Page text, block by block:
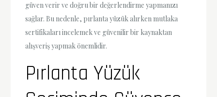
güven verir ve doğru bir değerlendirme yapmanızı
sağlar. Bu nedenle, pırlanta yüzük alırken mutlaka
sertifikaları incelemek ve güvenilir bir kaynaktan
alışveriş yapmak önemlidir.
Pırlanta Yüzük